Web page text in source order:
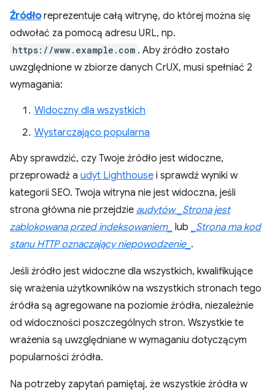
Źródłoreprezentuje całą witrynę, do której można się
odwołać za pomocą adresu URL, np.
https://www.example.com . Aby źródło zostało
uwzględnione w zbiorze danych CrUX, musi spełniać 2
wymagania:
Widoczny dla wszystkich
Wystarczająco popularna
Aby sprawdzić, czy Twoje źródło jest widoczne,
przeprowadź a udyt Lighthouse i sprawdź wyniki w
kategorii SEO. Twoja witryna nie jest widoczna, jeśli
strona główna nie przejdzie audytów _Strona jest
zablokowana przed indeksowaniem_ lub
_Strona ma kod
stanu HTTP oznaczający niepowodzenie_ .
Jeśli źródło jest widoczne dla wszystkich, kwalifikujące
się wrażenia użytkowników na wszystkich stronach tego
źródła są agregowane na poziomie źródła, niezależnie
od widoczności poszczególnych stron. Wszystkie te
wrażenia są uwzględniane w wymaganiu dotyczącym
popularności źródła.
Na potrzeby zapytań pamiętaj, że wszystkie źródła w